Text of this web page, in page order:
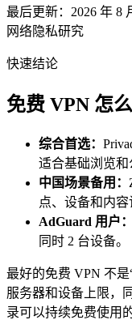
最后更新： 2026 年 8
网络隐私研究
快速结论
免费 VPN 怎么
综合首选：
适合基础浏览和
中国场景备用：
点、设备和内容
AdGuard 用户：
同时 2 台设备。
最好的免费 VPN 不是
服务器和设备上限，
录可以持续免费使用